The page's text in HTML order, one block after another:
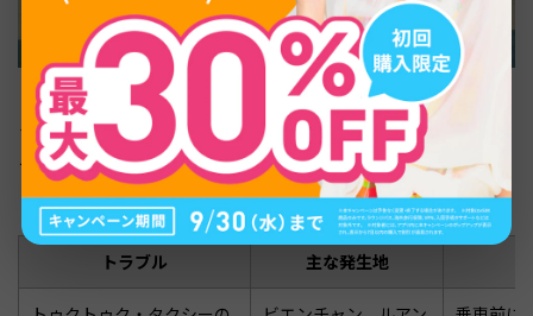
ラオスで日本人旅行者が遭遇しやすいトラブルは、おおよ
そ4パターンに分類できます。事前に手口を知っておく
と、現地で遭遇したときに慌てず対応できます。
トラブル 主な発生地